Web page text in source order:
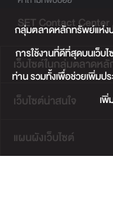
SET Contact Center
เว็บไซต์ในกลุ่มตลาดห
เว็บไซต์น่าสนใจ
แผนผังเว็บไซต์
กลุ่มตลาดหลักทรัพย์แห่ง
การใช้งานที่ดีที่สุดบนเว็
ท่าน รวมทั้งเพื่อช่วยเพิ่มป
เพิ่